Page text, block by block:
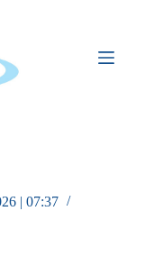
| 07:37